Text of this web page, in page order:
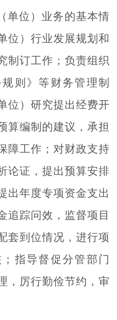
单位）业务的基本情
位）行业发展规划和
制订工作；负责组织
则》等财务管理制
位）研究提出经费开
算编制的建议，承担
障工作；对财政支持
论证，提出预算安排
出年度专项资金支出
追踪问效，监督项目
套到位情况，进行项
指导督促分管部门
，厉行勤俭节约，审